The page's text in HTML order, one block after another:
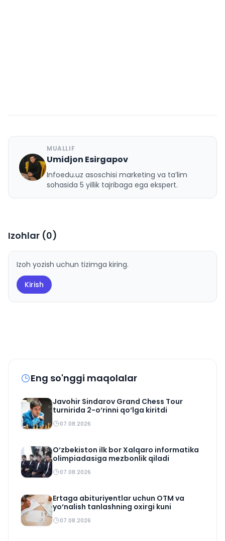
U
MUALLIF
Umidjon Esirgapov
Infoedu.uz asoschisi marketing va ta’lim
sohasida 5 yillik tajribaga ega ekspert.
Izohlar (0)
Izoh yozish uchun tizimga kiring.
Kirish
Eng so'nggi maqolalar
Javohir Sindarov Grand Chess Tour
turnirida 2-o‘rinni qo‘lga kiritdi
07.08.2026
O‘zbekiston ilk bor Xalqaro informatika
olimpiadasiga mezbonlik qiladi
07.08.2026
Ertaga abituriyentlar uchun OTM va
yo‘nalish tanlashning oxirgi kuni
07.08.2026